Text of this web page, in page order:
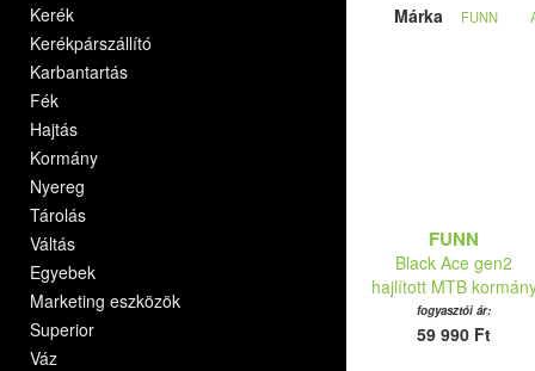
Kerék
Kerékpárszállító
Karbantartás
Fék
Hajtás
Kormány
Nyereg
Tárolás
Váltás
Egyebek
Marketing eszközök
Superior
Váz
Márka FUNN
FUNN
Black Ace gen2
hajlított MTB
fogyasztói ár:
59 990 Ft